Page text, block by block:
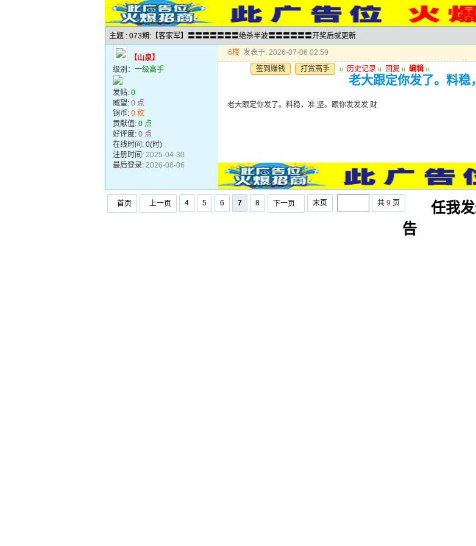
主题 : 073期:【客家军】〓〓〓〓〓〓〓绝杀半波〓〓〓〓〓〓开奖后就更新.
【山泉】
级别： 一级高手
发帖: 0
威望: 0 点
铜币: 0 枚
贡献值: 0 点
好评度: 0 点
在线时间: 0(时)
注册时间: 2025-04-30
最后登录: 2026-08-06
6楼 发表于: 2026-07-06 02:59
签到赚钱
打赏高手 u 历史记录 u 回复 u 编辑 u
老大跟定你发了。料稳
老大跟定你发了。料稳，准,坚。跟你发发发 财
首页 上一页 4 5 6 7 8 下一页 末页 共 9 页 任我发
告